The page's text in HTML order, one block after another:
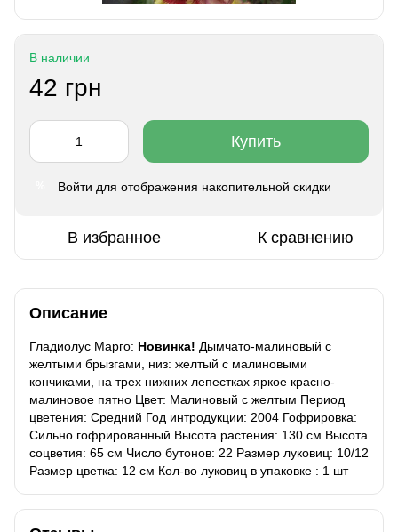
В наличии
42 грн
Купить
Войти для отображения накопительной скидки
В избранное К сравнению
Описание
Гладиолус Марго: Новинка! Дымчато-малиновый с
желтыми брызгами, низ: желтый с малиновыми
кончиками, на трех нижних лепестках яркое красно-
малиновое пятно Цвет: Малиновый с желтым Период
цветения: Средний Год интродукции: 2004 Гофрировка:
Сильно гофрированный Высота растения: 130 см Высота
соцветия: 65 см Число бутонов: 22 Размер луковиц: 10/12
Размер цветка: 12 см Кол-во луковиц в упаковке : 1 шт